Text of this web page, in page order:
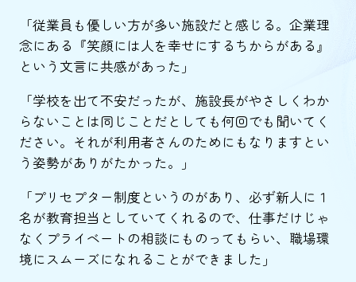
「従業員も優しい方が多い施設だと感じる。企業理
念にある『笑顔には人を幸せにするちからがある』
という文言に共感があった」
「学校を出て不安だったが、施設長がやさしくわか
らないことは同じことだとしても何回でも聞いてく
ださい。それが利用者さんのためにもなりますとい
う姿勢がありがたかった。」
「プリセプター制度というのがあり、必ず新人に１
名が教育担当としていてくれるので、仕事だけじゃ
なくプライベートの相談にものってもらい、職場環
境にスムーズになれることができました」